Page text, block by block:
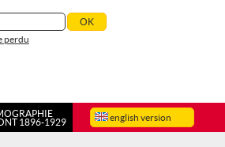
perdu
english version
1896-1929